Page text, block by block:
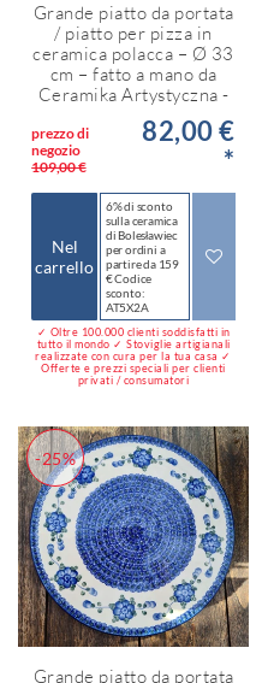
Grande piatto da portata
/ piatto per pizza in
ceramica polacca – Ø 33
cm – fatto a mano da
Ceramika Artystyczna -
prezzo di
negozio
109,00 €
82,00 €
*
Nel
carrello
6% di sconto
sulla ceramica
di Bolesławiec
per ordini a
partire da 159
€ Codice
sconto:
AT5X2A
✓ Oltre 100.000 clienti soddisfatti in
tutto il mondo ✓ Stoviglie artigianali
realizzate con cura per la tua casa ✓
Offerte e prezzi speciali per clienti
privati / consumatori
-25%
Grande piatto da portata